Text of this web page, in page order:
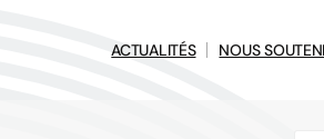
ACTUALITÉS NOUS